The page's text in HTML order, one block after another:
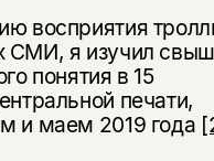
восприятия
СМИ, я изучил
понятия в 15
печати,
и маем 2019 года